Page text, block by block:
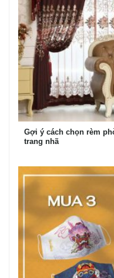
Gợi ý cách chọn rèm
trang nhã